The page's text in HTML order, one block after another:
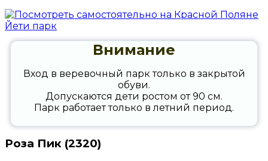
Внимание
Вход в веревочный парк только в закрытой
обуви.
Допускаются дети ростом от 90 см.
Парк работает только в летний период.
Роза Пик (2320)